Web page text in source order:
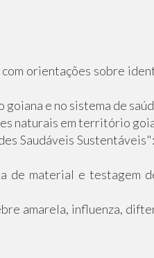
orientações sobre
e no sistema de
naturais em território
Saudáveis
de material e testagem
amarela, influenza,